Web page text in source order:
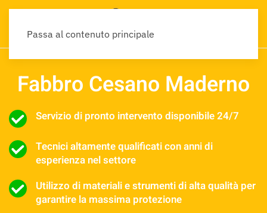
Passa al contenuto principale
Fabbro Cesano Maderno
Servizio di pronto intervento disponibile 24/7
Tecnici altamente qualificati con anni di
esperienza nel settore
Utilizzo di materiali e strumenti di alta qualità per
garantire la massima protezione